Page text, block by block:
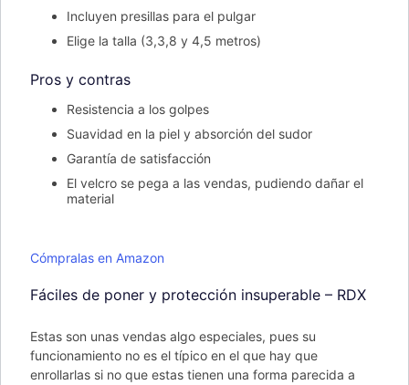
Incluyen presillas para el pulgar
Elige la talla (3,3,8 y 4,5 metros)
Pros y contras
Resistencia a los golpes
Suavidad en la piel y absorción del sudor
Garantía de satisfacción
El velcro se pega a las vendas, pudiendo dañar el
material
Cómpralas en Amazon
Fáciles de poner y protección insuperable – RDX
Estas son unas vendas algo especiales, pues su
funcionamiento no es el típico en el que hay que
enrollarlas si no que estas tienen una forma parecida a